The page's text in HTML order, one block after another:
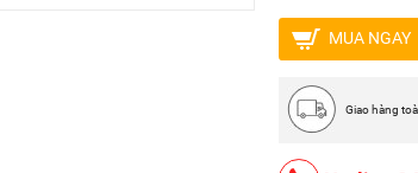
MUA NGAY
Giao hàng